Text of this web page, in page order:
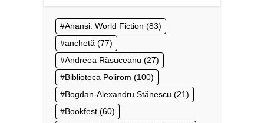
Anansi. World Fiction (83)
anchetă (77)
Andreea Răsuceanu (27)
Biblioteca Polirom (100)
Bogdan-Alexandru Stănescu (21)
Bookfest (60)